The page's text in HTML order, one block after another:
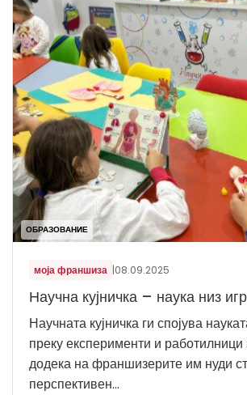
ОБРАЗОВАНИЕ
моја франшиза |08.09.2025
Научна кујничка – наука низ
Научната кујничка ги спојува
преку експерименти и работилници
додека на франшизерите им нуди
перспективен...